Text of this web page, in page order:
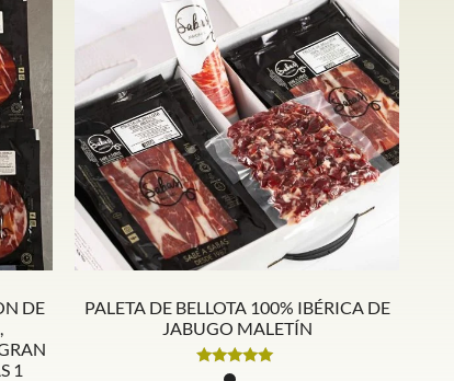
DE
1
PALETA DE BELLOTA 100% IBÉRICA DE
JABUGO MALETÍN
Valorado